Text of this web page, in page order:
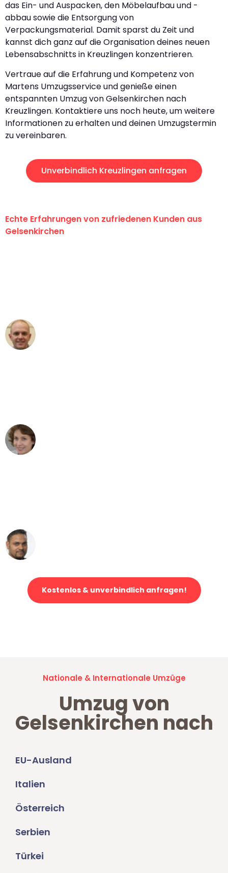
das Ein- und Auspacken, den Möbelaufbau und -
abbau sowie die Entsorgung von
Verpackungsmaterial. Damit sparst du Zeit und
kannst dich ganz auf die Organisation deines neuen
Lebensabschnitts in Kreuzlingen konzentrieren.
Vertraue auf die Erfahrung und Kompetenz von
Martens Umzugsservice und genieße einen
entspannten Umzug von Gelsenkirchen nach
Kreuzlingen. Kontaktiere uns noch heute, um weitere
Informationen zu erhalten und deinen Umzugstermin
zu vereinbaren.
Unverbindlich Kreuzlingen anfragen
Echte Erfahrungen von zufriedenen Kunden aus
Gelsenkirchen
Kostenlos & unverbindlich anfragen!
Nationale & Internationale Umzüge
Umzug von
Gelsenkirchen nach
EU-Ausland
Italien
Österreich
Serbien
Türkei